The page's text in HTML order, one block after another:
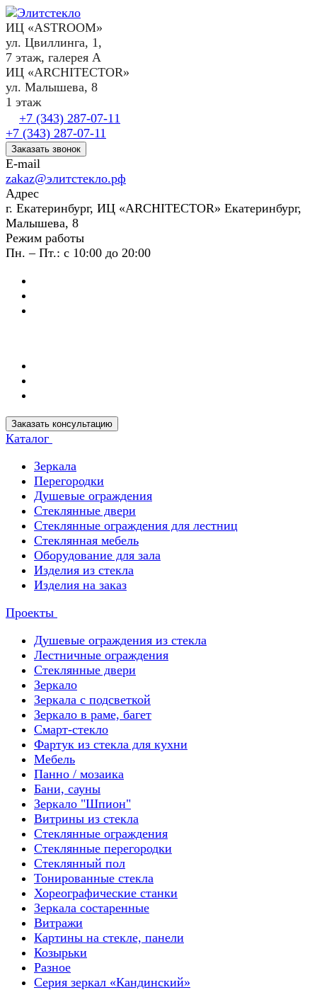
ИЦ «ASTROOM»
ул. Цвиллинга, 1,
7 этаж, галерея А
ИЦ «ARCHITECTOR»
ул. Малышева, 8
1 этаж
+7 (343) 287-07-11
+7 (343) 287-07-11
Заказать звонок
E-mail
zakaz@элитстекло.рф
Адрес
г. Екатеринбург, ИЦ «ARCHITECTOR» Екатеринбург,
Малышева, 8
Режим работы
Пн. – Пт.: с 10:00 до 20:00
Заказать консультацию
Каталог
Зеркала
Перегородки
Душевые ограждения
Стеклянные двери
Стеклянные ограждения для лестниц
Стеклянная мебель
Оборудование для зала
Изделия из стекла
Изделия на заказ
Проекты
Душевые ограждения из стекла
Лестничные ограждения
Стеклянные двери
Зеркало
Зеркала с подсветкой
Зеркало в раме, багет
Смарт-стекло
Фартук из стекла для кухни
Мебель
Панно / мозаика
Бани, сауны
Зеркало "Шпион"
Витрины из стекла
Стеклянные ограждения
Стеклянные перегородки
Стеклянный пол
Тонированные стекла
Хореографические станки
Зеркала состаренные
Витражи
Картины на стекле, панели
Козырьки
Разное
Серия зеркал «Кандинский»